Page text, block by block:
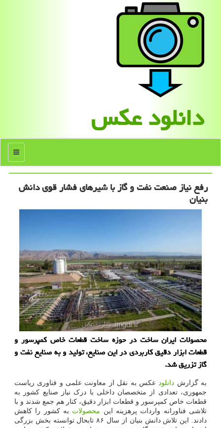
دانلود عكس
منو
رفع نیاز صنعت نفت و گاز با شیرهای فشار قوی دانش
بنیان
محصولات ایران ساخت در حوزه ساخت قطعات خاص كمپرسور و
قطعات ابزار دقیق كاربردی در این صنایع، تولید و به صنایع نفت و
گاز تزریق شد.
به گزارش دانلود عکس به نقل از معاونت علمی و فناوری ریاست
جمهوری، تعدادی از متخصصان داخلی با درک نیاز صنایع کشور به
قطعات خاص کمپرسور و قطعات ابزار دقیق، کنار هم جمع شدند و با
تلاشی فناورانه واردات پرهزینه این محصولات به کشور را کاهش
دادند. این تلاش دانش بنیان از سال ۸۶ تابحال توانسته بخش بزرگی